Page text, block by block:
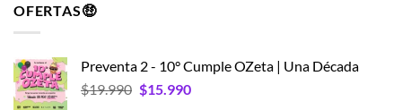
OFERTAS🤑
Preventa 2 - 10° Cumple OZeta | Una Década
$19.990 El
$15.990El